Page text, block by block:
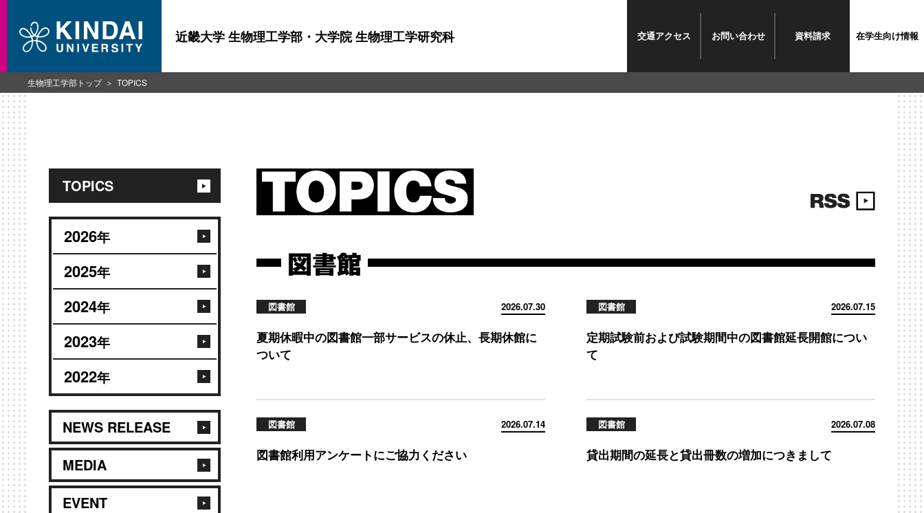
近畿大学 生物理工学部・大学院 生物理工学研究科 交通アクセス お問い合わせ 資料請求 在学生向け情報
TOPICS
2026年
2025年
2024年
2023年
2022年
NEWS RELEASE
MEDIA
EVENT
図書館
2026.07.30
図書館
夏期休暇中の図書館一部サービスの休止、長期休館に
ついて
2026.07.15
図書館
定期試験前および試験期間中の図書館延長開館につい
て
2026.07.14
図書館
図書館利用アンケートにご協力ください
2026.07.08
図書館
貸出期間の延長と貸出冊数の増加につきまして
生物理工学部トップ TOPICS